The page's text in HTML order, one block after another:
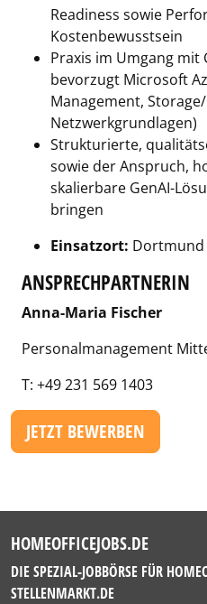
Readiness sowie
Kostenbewusstsein
Praxis im Umgang mit
bevorzugt Microsoft
Management,
Netzwerkgrundlagen)
Strukturierte,
sowie der Anspruch,
skalierbare GenAI-
bringen
Einsatzort: Dortmund
ANSPRECHPARTNERIN
Anna-Maria Fischer
Personalmanagement
T: +49 231 569 1403
JETZT BEWERBEN
HOMEOFFICEJOBS.DE
DIE SPEZIAL-JOBBÖRSE FÜR
STELLENMARKT.DE